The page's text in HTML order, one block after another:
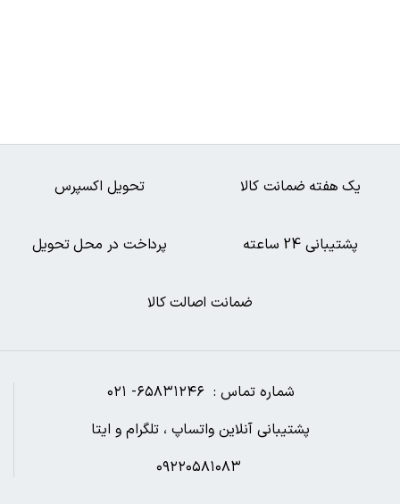
ضمانت اصالت کالا
پرداخت در محل تحویل پشتیبانی 24 ساعته
تحویل اکسپرس یک هفته ضمانت کالا
شماره تماس : ۶۵۸۳۱۲۴۶- ۰۲۱
پشتیبانی آنلاین واتساپ ، تلگرام و ایتا